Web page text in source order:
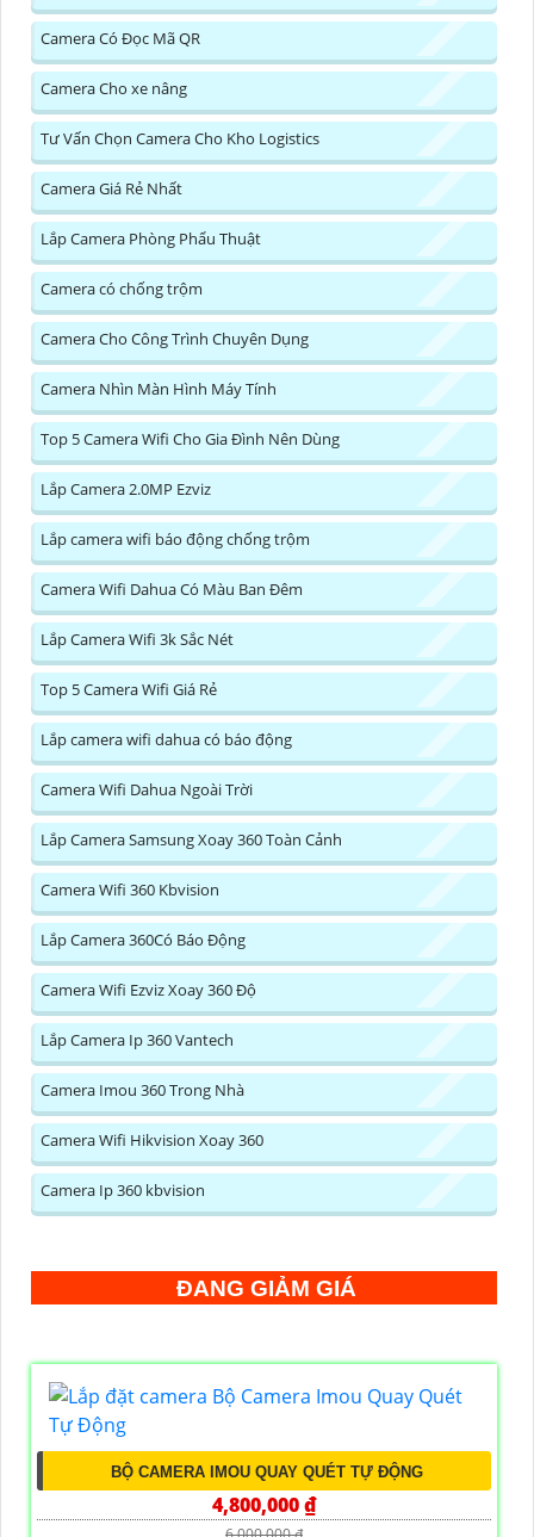
Camera Có Đọc Mã QR
Camera Cho xe nâng
Tư Vấn Chọn Camera Cho Kho Logistics
Camera Giá Rẻ Nhất
Lắp Camera Phòng Phẩu Thuật
Camera có chống trộm
Camera Cho Công Trình Chuyên Dụng
Camera Nhìn Màn Hình Máy Tính
Top 5 Camera Wifi Cho Gia Đình Nên Dùng
Lắp Camera 2.0MP Ezviz
Lắp camera wifi báo động chống trộm
Camera Wifi Dahua Có Màu Ban Đêm
Lắp Camera Wifi 3k Sắc Nét
Top 5 Camera Wifi Giá Rẻ
Lắp camera wifi dahua có báo động
Camera Wifi Dahua Ngoài Trời
Lắp Camera Samsung Xoay 360 Toàn Cảnh
Camera Wifi 360 Kbvision
Lắp Camera 360Có Báo Động
Camera Wifi Ezviz Xoay 360 Độ
Lắp Camera Ip 360 Vantech
Camera Imou 360 Trong Nhà
Camera Wifi Hikvision Xoay 360
Camera Ip 360 kbvision
ĐANG GIẢM GIÁ
BỘ CAMERA IMOU QUAY QUÉT TỰ ĐỘNG
4,800,000 ₫